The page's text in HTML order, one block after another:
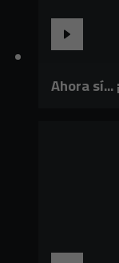
Ahora